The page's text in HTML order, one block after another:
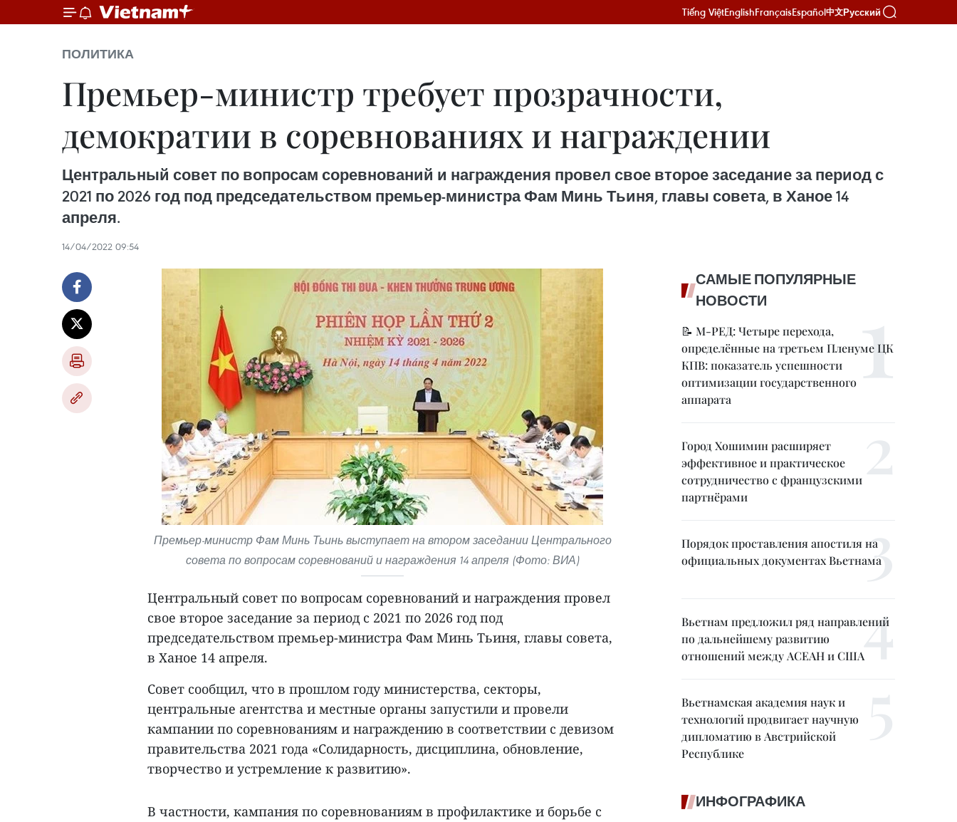
Tiếng ViệtEnglishFrançaisEspañol中文Русский
ПОЛИТИКА
Премьер-министр требует прозрачности,
демократии в соревнованиях и награждении
Центральный совет по вопросам соревнований и награждения провел свое второе заседание за период с
2021 по 2026 год под председательством премьер-министра Фам Минь Тьиня, главы совета, в Ханое 14
апреля.
14/04/2022 09:54
Премьер-министр Фам Минь Тьинь выступает на втором заседании Центрального
совета по вопросам соревнований и награждения 14 апреля (Фото: ВИА)
Центральный совет по вопросам соревнований и награждения провел
свое второе заседание за период с 2021 по 2026 год под
председательством премьер-министра Фам Минь Тьиня, главы совета,
в Ханое 14 апреля.
Совет сообщил, что в прошлом году министерства, секторы,
центральные агентства и местные органы запустили и провели
кампании по соревнованиям и награждению в соответствии с девизом
правительства 2021 года «Солидарность, дисциплина, обновление,
творчество и устремление к развитию».
В частности, кампания по соревнованиям в профилактике и борьбе с
САМЫЕ ПОПУЛЯРНЫЕ
НОВОСТИ
📝 М-РЕД: Четыре перехода,
определённые на третьем Пленуме ЦК
КПВ: показатель успешности
оптимизации государственного
аппарата
Город Хошимин расширяет
эффективное и практическое
сотрудничество с французскими
партнёрами
Порядок проставления апостиля на
официальных документах Вьетнама
Вьетнам предложил ряд направлений
по дальнейшему развитию
отношений между АСЕАН и США
Вьетнамская академия наук и
технологий продвигает научную
дипломатию в Австрийской
Республике
ИНФОГРАФИКА